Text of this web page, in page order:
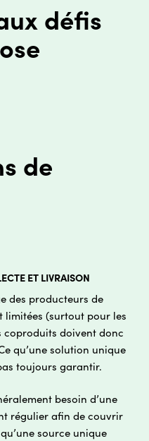
défis
de
ET LIVRAISON
des producteurs de
(surtout pour les
coproduits doivent donc
qu’une solution unique
toujours garantir.
besoin d’une
régulier afin de couvrir
source unique